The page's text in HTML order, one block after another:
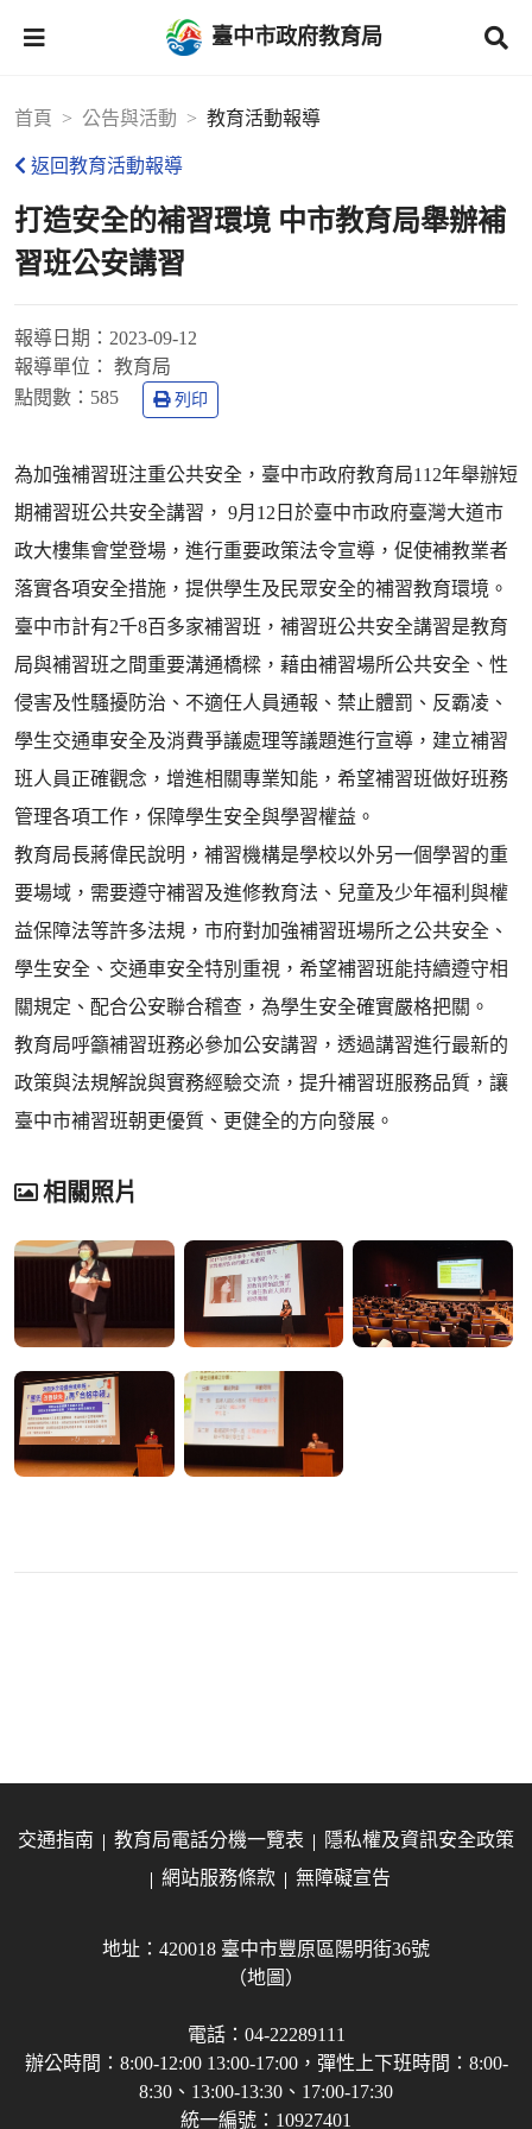
臺中市政府教育局
首頁 公告與活動 教育活動報導
返回教育活動報導
打造安全的補習環境 中市教育局舉辦補
習班公安講習
報導日期： 2023-09-12
報導單位：
教育局
點閱數： 585 列印
為加強補習班注重公共安全，臺中市政府教育局112年舉辦短
期補習班公共安全講習， 9月12日於臺中市政府臺灣大道市
政大樓集會堂登場，進行重要政策法令宣導，促使補教業者
落實各項安全措施，提供學生及民眾安全的補習教育環境。
臺中市計有2千8百多家補習班，補習班公共安全講習是教育
局與補習班之間重要溝通橋樑，藉由補習場所公共安全、性
侵害及性騷擾防治、不適任人員通報、禁止體罰、反霸凌、
學生交通車安全及消費爭議處理等議題進行宣導，建立補習
班人員正確觀念，增進相關專業知能，希望補習班做好班務
管理各項工作，保障學生安全與學習權益。
教育局長蔣偉民說明，補習機構是學校以外另一個學習的重
要場域，需要遵守補習及進修教育法、兒童及少年福利與權
益保障法等許多法規，市府對加強補習班場所之公共安全、
學生安全、交通車安全特別重視，希望補習班能持續遵守相
關規定、配合公安聯合稽查，為學生安全確實嚴格把關。
教育局呼籲補習班務必參加公安講習，透過講習進行最新的
政策與法規解說與實務經驗交流，提升補習班服務品質，讓
臺中市補習班朝更優質、更健全的方向發展。
相關照片
交通指南 教育局電話分機一覽表
隱私權及資訊安全政策
網站服務條款
無障礙宣告
地址：420018 臺中市豐原區陽明街36號
（地圖）
電話：04-22289111
辦公時間：8:00-12:00 13:00-17:00，彈性上下班時間：8:00-
8:30、13:00-13:30、17:00-17:30
統一編號：10927401